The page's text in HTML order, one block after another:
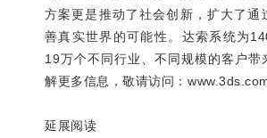
方案更是推动了社会创新，扩大了通
善真实世界的可能性。达索系统为
19万个不同行业、不同规模的客户带
解更多信息，敬请访问：
延展阅读